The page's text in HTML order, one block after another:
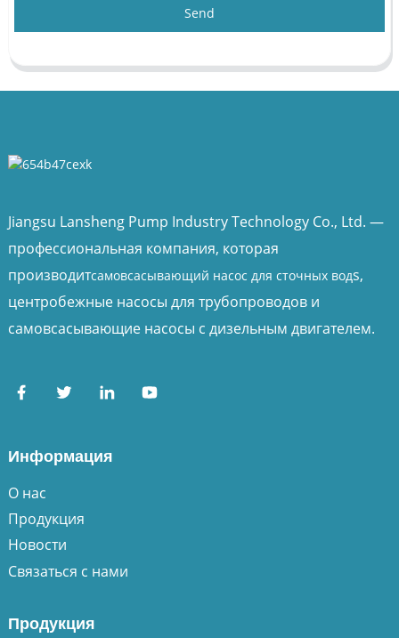
Send
Jiangsu Lansheng Pump Industry Technology Co., Ltd. —
профессиональная компания, которая
производитсамовсасывающий насос для сточных водs,
центробежные насосы для трубопроводов и
самовсасывающие насосы с дизельным двигателем.
Информация
О нас
Продукция
Новости
Связаться с нами
Продукция